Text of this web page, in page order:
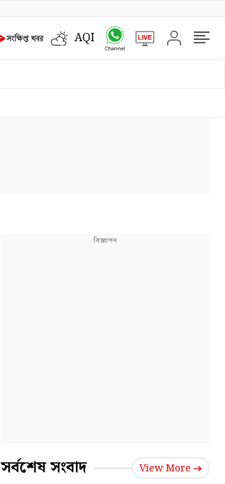
AQI
সর্বশেষ সংবাদ View More